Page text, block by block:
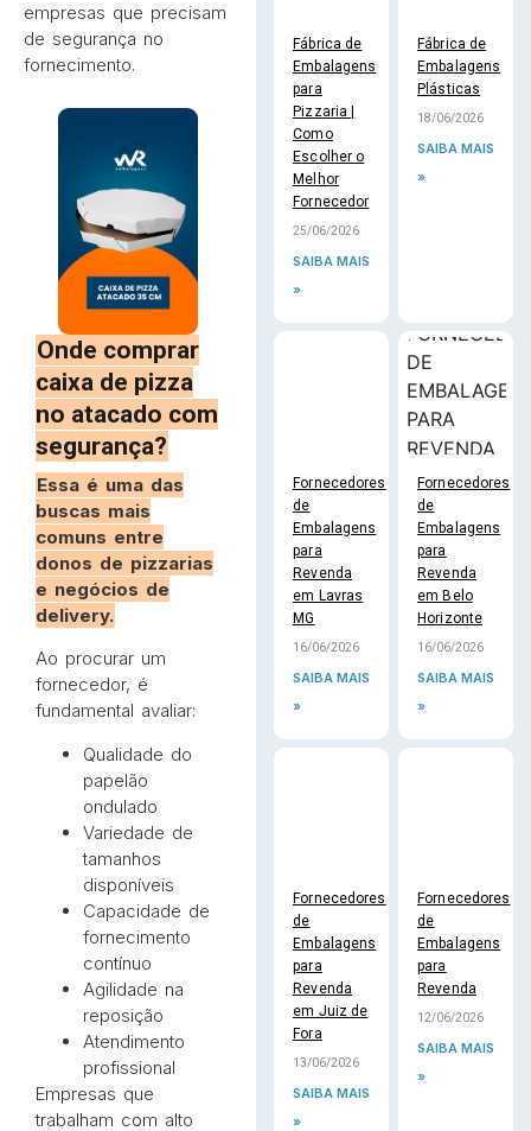
empresas que precisam
de segurança no
fornecimento.
Onde comprar
caixa de pizza
no atacado com
segurança?
Essa é uma das
buscas mais
comuns entre
donos de pizzarias
e negócios de
delivery.
Ao procurar um
fornecedor, é
fundamental avaliar:
Qualidade do
papelão
ondulado
Variedade de
tamanhos
disponíveis
Capacidade de
fornecimento
contínuo
Agilidade na
reposição
Atendimento
profissional
Empresas que
trabalham com alto
Fábrica de
Embalagens
para
Pizzaria |
Como
Escolher o
Melhor
Fornecedor
25/06/2026
SAIBA MAIS
»
Fábrica de
Embalagens
Plásticas
18/06/2026
SAIBA MAIS
»
Fornecedores
de
Embalagens
para
Revenda
em Lavras
MG
16/06/2026
SAIBA MAIS
»
Fornecedores
de
Embalagens
para
Revenda
em Belo
Horizonte
16/06/2026
SAIBA MAIS
»
Fornecedores
de
Embalagens
para
Revenda
em Juiz de
Fora
13/06/2026
SAIBA MAIS
»
Fornecedores
de
Embalagens
para
Revenda
12/06/2026
SAIBA MAIS
»